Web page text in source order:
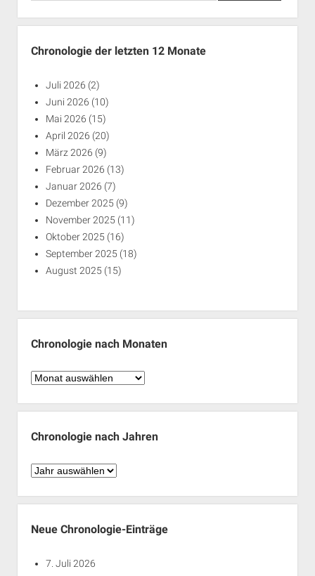
Chronologie der letzten 12 Monate
Juli 2026 (2)
Juni 2026 (10)
Mai 2026 (15)
April 2026 (20)
März 2026 (9)
Februar 2026 (13)
Januar 2026 (7)
Dezember 2025 (9)
November 2025 (11)
Oktober 2025 (16)
September 2025 (18)
August 2025 (15)
Chronologie nach Monaten
Chronologie
Monaten
Chronologie nach Jahren
Chronologie
Jahren
Neue Chronologie-Einträge
7. Juli 2026